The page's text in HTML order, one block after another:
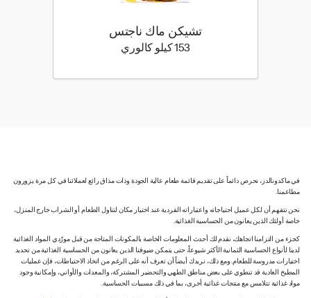
تشيكن ماك ناجتس
153 كيلو كالوري 153 كيلو سعرة حرارية
في ماكدونالدز، نحرص دائماً على تقديم قائمة طعام عالية الجودة وذات مذاق رائع لعملائنا في كل مرة يزورون
مطاعمنا.
نحن نتفهم أن لكل عميل احتياجاته واعتباراته الفردية عند اختيار مكان لتناول الطعام أو الشراب خارج المنزل،
خاصة أولئك الذين يعانون من الحساسية الغذائية.
كجزء من التزامنا اتجاهك، نقدم لك أحدث المعلومات الخاصة بالمكونات المتاحة من قبل مورّدي المواد الغذائية
لدينا لأنواع الحساسية الثمانية الأكثر شيوعاً، حتى يتمكن ضيوفنا الذين يعانون من الحساسية الغذائية من تحديد
اختيارات مدروسة للطعام. ومع ذلك، نريدك أيضاً أن تعرف أنه على الرغم من اتخاذ الاحتياطات، فإن عمليات
المطبخ العادية قد تنطوي على بعض مناطق الطهي والتحضير المشتركة، والمعدات والأواني، وإمكانية وجود
مواد غذائية تتلامس مع منتجات غذائية أخرى، بما في ذلك مسببات الحساسية.